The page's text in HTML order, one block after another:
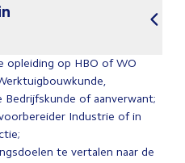
opleiding op HBO of WO
Bedrijfskunde of aanverwant;
Industrie of in
te vertalen naar de